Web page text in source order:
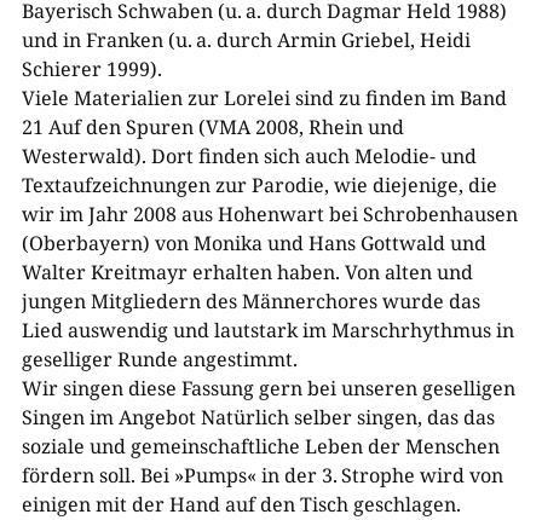
Bayerisch Schwaben (u. a. durch Dagmar Held 1988)
und in Franken (u. a. durch Armin Griebel, Heidi
Schierer 1999).
Viele Materialien zur Lorelei sind zu finden im Band
21 Auf den Spuren (VMA 2008, Rhein und
Westerwald). Dort finden sich auch Melodie- und
Textaufzeichnungen zur Parodie, wie diejenige, die
wir im Jahr 2008 aus Hohenwart bei Schrobenhausen
(Oberbayern) von Monika und Hans Gottwald und
Walter Kreitmayr erhalten haben. Von alten und
jungen Mitgliedern des Männerchores wurde das
Lied auswendig und lautstark im Marschrhythmus in
geselliger Runde angestimmt.
Wir singen diese Fassung gern bei unseren geselligen
Singen im Angebot Natürlich selber singen, das das
soziale und gemeinschaftliche Leben der Menschen
fördern soll. Bei »Pumps« in der 3. Strophe wird von
einigen mit der Hand auf den Tisch geschlagen.